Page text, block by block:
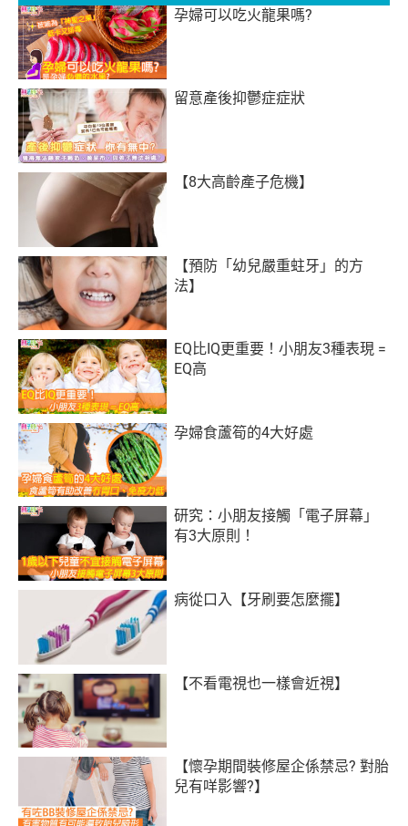
孕婦可以吃火龍果嗎?
留意產後抑鬱症症狀
【8大高齡產子危機】
【預防「幼兒嚴重蛀牙」的方
法】
EQ比IQ更重要！小朋友3種表現 =
EQ高
孕婦食蘆筍的4大好處
研究：小朋友接觸「電子屏幕」
有3大原則！
病從口入【牙刷要怎麼擺】
【不看電視也一樣會近視】
【懷孕期間裝修屋企係禁忌? 對胎
兒有咩影響?】